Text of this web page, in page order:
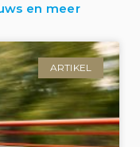
en meer
ARTIKEL